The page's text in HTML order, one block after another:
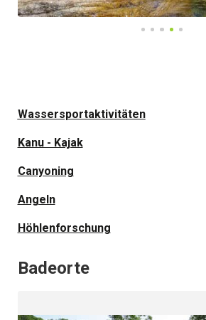
Wassersportaktivitäten
Kanu - Kajak
Canyoning
Angeln
Höhlenforschung
Badeorte